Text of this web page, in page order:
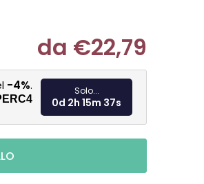
da €22,79
Misura
-4%.
Solo...
0d 2h 15m 36s